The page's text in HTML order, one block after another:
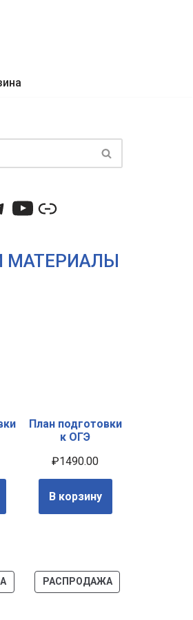
МАТЕРИАЛЫ
План подготовки
к ОГЭ
₽1490.00
В корзину
РАСПРОДАЖА